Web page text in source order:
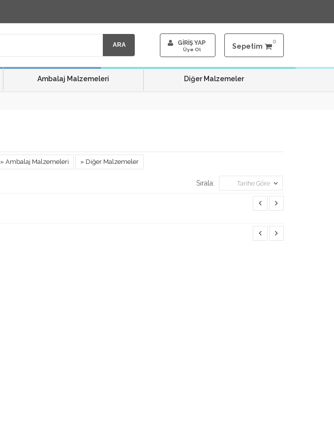
ARA GİRİŞ YAP
Üye Ol Sepetim
0
Ambalaj Malzemeleri Diğer Malzemeler
» Ambalaj Malzemeleri » Diğer Malzemeler
Sırala: Tarihe Göre